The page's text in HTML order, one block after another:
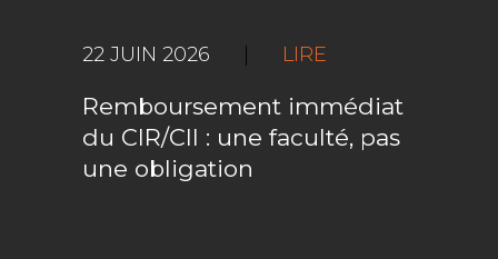
22 JUIN 2026 LIRE
Remboursement immédiat
du CIR/CII : une faculté, pas
une obligation